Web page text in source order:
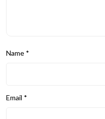
Name *
Email *